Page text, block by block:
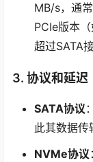
MB/s，通
PCIe版本
超过SATA接
3. 协议和延迟
SATA协议
此其数据传
NVMe协议